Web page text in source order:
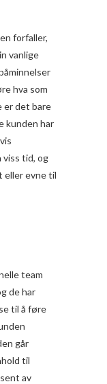
forfaller,
vanlige
hva som
er det bare
kunden har
viss tid, og
eller evne til
team
de har
til å føre
går
til
av